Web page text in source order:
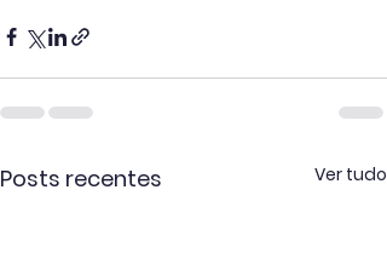
Posts recentes Ver tudo